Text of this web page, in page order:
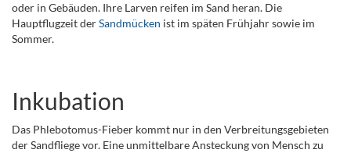
oder in Gebäuden. Ihre Larven reifen im Sand heran. Die
Hauptflugzeit derSandmücken ist im späten Frühjahr sowie im
Sommer.
Inkubation
Das Phlebotomus-Fieber kommt nur in den Verbreitungsgebieten
der Sandfliege vor. Eine unmittelbare Ansteckung von Mensch zu